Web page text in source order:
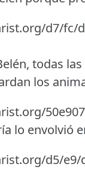
d7/fc/
todas
los
lo envolvió
d5/e9/